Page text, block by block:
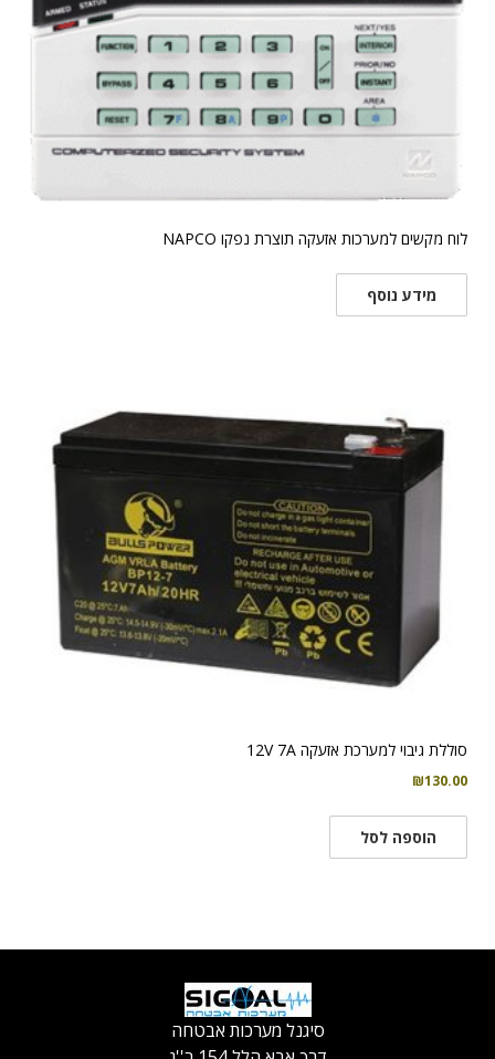
לוח מקשים למערכות אזעקה תוצרת נפקו NAPCO
מידע נוסף
סוללת גיבוי למערכת אזעקה 12V 7A
₪130.00
הוספה לסל
סיגנל מערכות אבטחה